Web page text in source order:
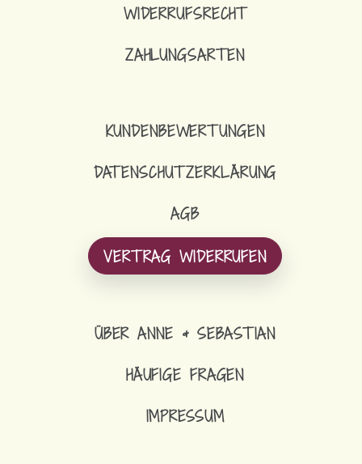
WIDERRUFSRECHT
ZAHLUNGSARTEN
KUNDENBEWERTUNGEN
DATENSCHUTZERKLÄRUNG
AGB
VERTRAG WIDERRUFEN
ÜBER ANNE & SEBASTIAN
HÄUFIGE FRAGEN
IMPRESSUM